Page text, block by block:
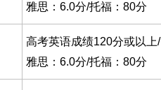
雅思：6.0分/托福：80分
高考英语成绩120分或以上/
雅思：6.0分/托福：80分